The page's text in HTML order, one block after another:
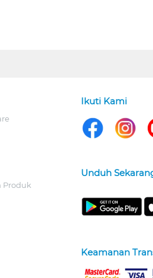
Produk
Ikuti Kami
Unduh
Keamanan